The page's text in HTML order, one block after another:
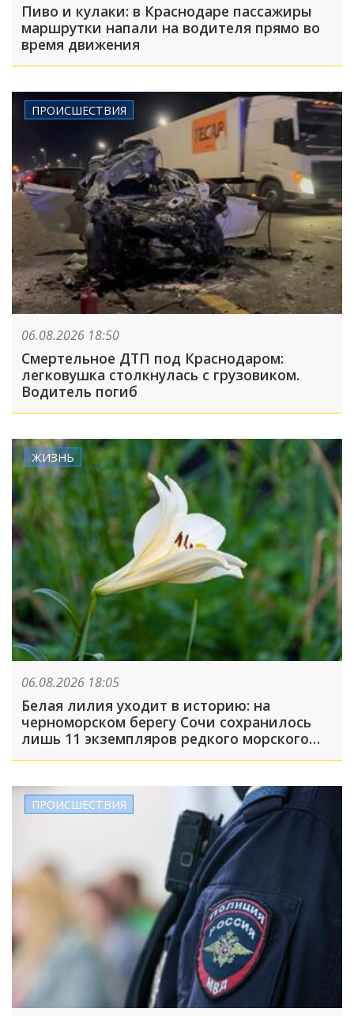
Пиво и кулаки: в Краснодаре пассажиры
маршрутки напали на водителя прямо во
время движения
ПРОИСШЕСТВИЯ
06.08.2026 18:50
Смертельное ДТП под Краснодаром:
легковушка столкнулась с грузовиком.
Водитель погиб
ЖИЗНЬ
06.08.2026 18:05
Белая лилия уходит в историю: на
черноморском берегу Сочи сохранилось
лишь 11 экземпляров редкого морского
нарцисса
ПРОИСШЕСТВИЯ